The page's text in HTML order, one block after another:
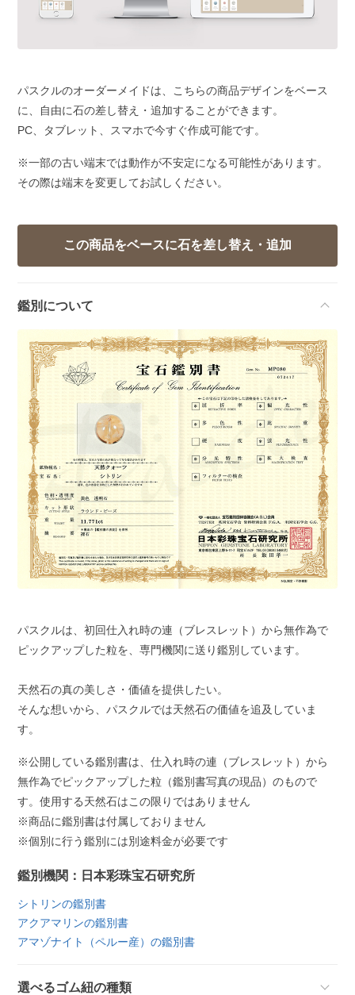
パスクルのオーダーメイドは、こちらの商品デザインをベース
に、自由に石の差し替え・追加することができます。
PC、タブレット、スマホで今すぐ作成可能です。
※一部の古い端末では動作が不安定になる可能性があります。
その際は端末を変更してお試しください。
鑑別について
パスクルは、初回仕入れ時の連（ブレスレット）から無作為で
ピックアップした粒を、専門機関に送り鑑別しています。
天然石の真の美しさ・価値を提供したい。
そんな想いから、パスクルでは天然石の価値を追及していま
す。
※公開している鑑別書は、仕入れ時の連（ブレスレット）から
無作為でピックアップした粒（鑑別書写真の現品）のもので
す。使用する天然石はこの限りではありません
※商品に鑑別書は付属しておりません
※個別に行う鑑別には別途料金が必要です
鑑別機関：日本彩珠宝石研究所
シトリンの鑑別書
アクアマリンの鑑別書
アマゾナイト（ペルー産）の鑑別書
選べるゴム紐の種類